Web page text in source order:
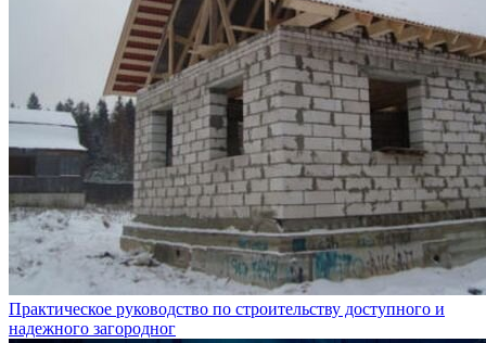
Практическое руководство по строительству доступного и
надежного загородног